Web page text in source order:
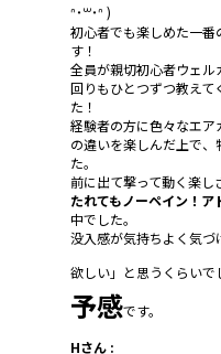
ᐢ˙꒳˙ᐢ )
初心者でも楽しめた一番
す！
全員が親切初心者ウェル
回りもひとつずつ教えて
た！
経験者の方に色々なエ
の違いを楽しんだ上で
た。
前に出て撃って動く楽し
たれてもノーペイン！ア
中でした。
没入感が気持ちよく気
欲しい」と思うくらいで
予感です。
Hさん :